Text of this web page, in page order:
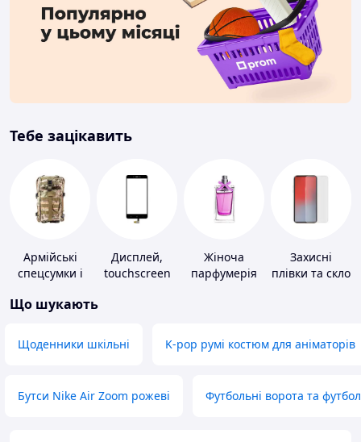
Тебе зацікавить
Армійські
спецсумки і
Дисплей,
touchscreen
Жіноча
парфумерія
Захисні
плівки та скло
Що шукають
Щоденники шкільні K-pop румі костюм для аніматорів
Бутси Nike Air Zoom рожеві Футбольні ворота та